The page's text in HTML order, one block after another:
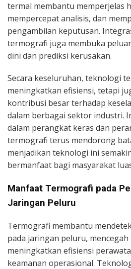
termal membantu memperjelas
mempercepat analisis, dan
pengambilan keputusan.
termografi juga membuka
dini dan prediksi kerusakan.
Secara keseluruhan, teknologi
meningkatkan efisiensi, tetapi
kontribusi besar terhadap
dalam berbagai sektor industri.
dalam perangkat keras dan
termografi terus mendorong
menjadikan teknologi ini
bermanfaat bagi masyarakat
Manfaat Termografi pada
Jaringan Peluru
Termografi membantu
pada jaringan peluru,
meningkatkan efisiensi
keamanan operasional.